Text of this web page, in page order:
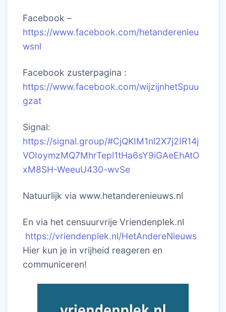
Facebook –
https://www.facebook.com/hetanderenieu
wsnl
Facebook zusterpagina :
https://www.facebook.com/wijzijnhetSpuu
gzat
Signal:
https://signal.group/#CjQKIM1nl2X7j2IR14j
VOIoymzMQ7MhrTepl1tHa6sY9iGAeEhAtO
xM8SH-WeeuU430-wvSe
Natuurlijk via www.hetanderenieuws.nl
En via het censuurvrije Vriendenplek.nl
https://vriendenplek.nl/HetAndereNieuws
Hier kun je in vrijheid reageren en
communiceren!